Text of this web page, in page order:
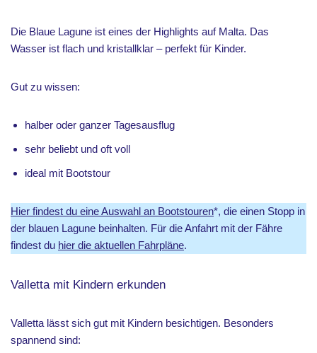
Die Blaue Lagune ist eines der Highlights auf Malta. Das
Wasser ist flach und kristallklar – perfekt für Kinder.
Gut zu wissen:
halber oder ganzer Tagesausflug
sehr beliebt und oft voll
ideal mit Bootstour
Hier findest du eine Auswahl an Bootstouren*, die einen Stopp in
der blauen Lagune beinhalten. Für die Anfahrt mit der Fähre
findest du hier die aktuellen Fahrpläne.
Valletta mit Kindern erkunden
Valletta lässt sich gut mit Kindern besichtigen. Besonders
spannend sind: